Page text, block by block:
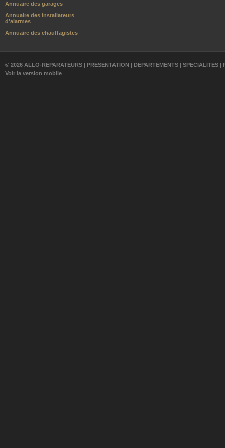
Annuaire des garages
Annuaire des installateurs
d'alarmes
Annuaire des chauffagistes
© 2026 ALLO-RÉPARATEURS | PRÉSENTATION | DÉPARTEMENTS | SPÉCIALITÉS |
Voir la version mobile